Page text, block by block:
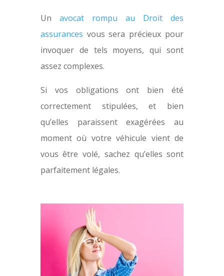
Un avocat rompu au Droit des
assurances vous sera précieux pour
invoquer de tels moyens, qui sont
assez complexes.
Si vos obligations ont bien été
correctement stipulées, et bien
qu’elles paraissent exagérées au
moment où votre véhicule vient de
vous être volé, sachez qu’elles sont
parfaitement légales.